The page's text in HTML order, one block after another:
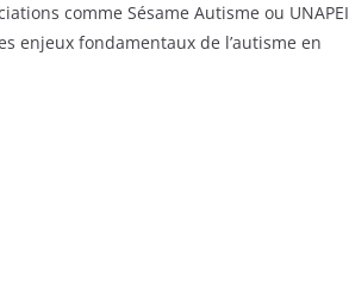
comme Sésame Autisme ou UNAPEI
enjeux fondamentaux de l’autisme en